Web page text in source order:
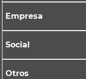
Empresa
Social
Otros